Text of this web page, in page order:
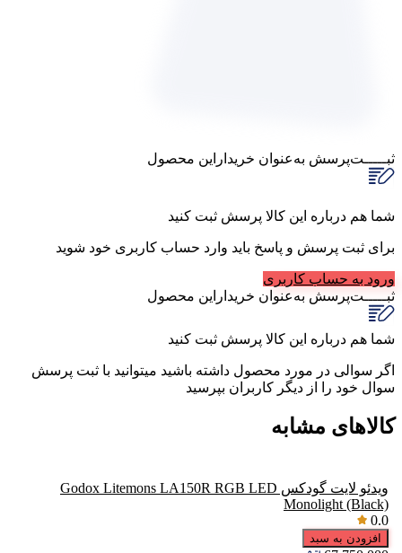
ثبـــــت‌پرسش به‌عنوان ‌خریدار‌این‌ محصول
شما هم درباره این کالا پرسش ثبت کنید
برای ثبت پرسش و پاسخ باید وارد حساب کاربری خود شوید
ورود به حساب کاربری
ثبـــــت‌پرسش به‌عنوان ‌خریدار‌این‌ محصول
شما هم درباره این کالا پرسش ثبت کنید
اگر سوالی در مورد محصول داشته باشید میتوانید با ثبت پرسش
سوال خود را از دیگر کاربران بپرسید
کالاهای مشابه
ویدئو لایت گودکس Godox Litemons LA150R RGB LED
Monolight (Black)
0.0
افزودن به سبد